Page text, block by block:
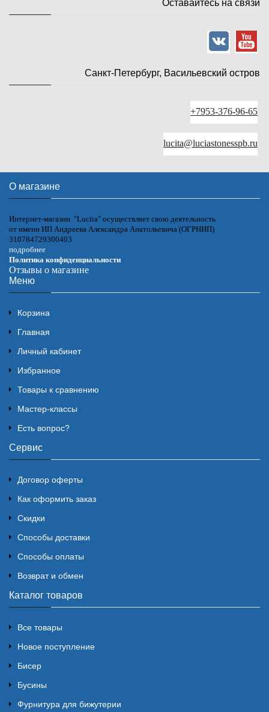
Оставайтесь на связи
Санкт-Петербург, Васильевский остров
+7953-376-96-65
lucita@luciastonesspb.ru
О магазине
Интернет-магазин "Lucita" осуществляет свою деятельность
от имени ИП Андреева Александра Анатольевича (ОГРНИП)
310784729300403
подробнее
Политика конфиденциальности
Отзывы о магазине
Меню
Корзина
Главная
Личный кабинет
Избранное
Товары к сравнению
Мастер-классы
Есть вопрос?
Сервис
Договор оферты
Как оформить заказ
Скидки
Способы доставки
Способы оплаты
Возврат и обмен
Каталог товаров
Все товары
Новое поступление
Бисер
Бусины
Фурнитура для бижутерии